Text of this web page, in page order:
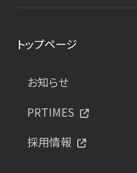
トップページ
お知らせ
PRTIMES
採用情報